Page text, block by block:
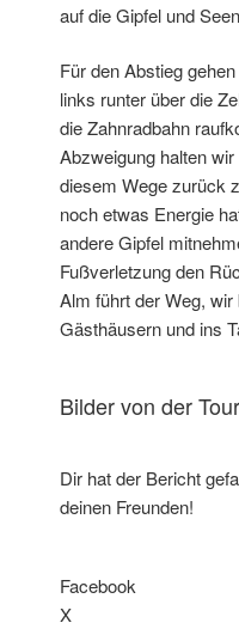
auf die Gipfel und
Für den Abstieg
links runter über die
die Zahnradbahn
Abzweigung halten
diesem Wege zurück
noch etwas Energie
andere Gipfel
Fußverletzung den
Alm führt der Weg,
Gästhäusern und ins
Bilder von der Tour
Dir hat der Bericht
deinen Freunden!
Facebook
X